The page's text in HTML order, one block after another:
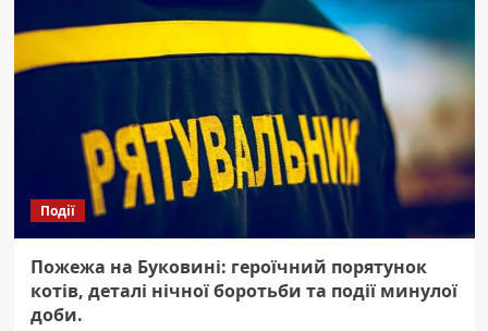
Події
Пожежа на Буковині: героїчний порятунок
котів, деталі нічної боротьби та події минулої
доби.